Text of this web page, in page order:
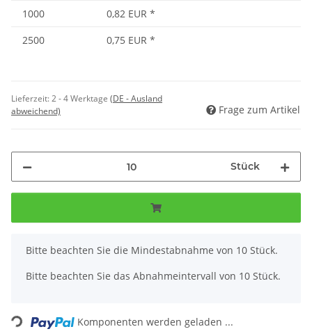
1000
0,82 EUR *
2500
0,75 EUR *
Lieferzeit:2 - 4 Werktage (DE - Ausland
abweichend)
Frage zum Artikel
Stück
x
Bitte beachten Sie die Mindestabnahme von 10 Stück.
Bitte beachten Sie das Abnahmeintervall von 10 Stück.
Loading... Komponenten werden geladen ...